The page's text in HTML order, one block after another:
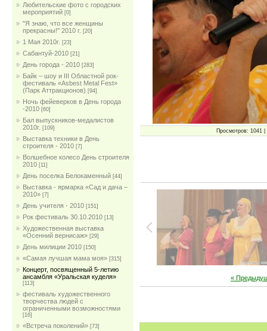
Любительские фото с городских
мероприятий [0]
"Я знаю, что все женщины
прекрасны!" 2010 г. [20]
1 Мая 2010г. [23]
Сабантуй-2010 [21]
День города - 2010 [283]
Байк – шоу и III Областной рок-
фестиваль «Asbest Metal Fest»
(Парк Аттракционов) [94]
Ночь фейеверков в День города
-2010 [60]
Бал выпускников-медалистов
2010г. [109]
Выставка техники в День
строителя - 2010 [7]
Волшебное колесо День строителя
2010 [11]
День поселка Белокаменный [44]
Выставка - ярмарка «Сад и дача –
2010» [7]
День учителя - 2010 [151]
Рок фестиваль 30.10.2010 [13]
Художественная выставка
«Осенний вернисаж» [29]
День милиции 2010 [150]
«Самая лучшая мама моя» [315]
Концерт, посвященный 5-летию
ансамбля «Уральская куделя»
[113]
фестиваль художественного
творчества людей с
ограниченными возможностями
[16]
«Встреча поколений» [73]
Просмотров: 1041
«